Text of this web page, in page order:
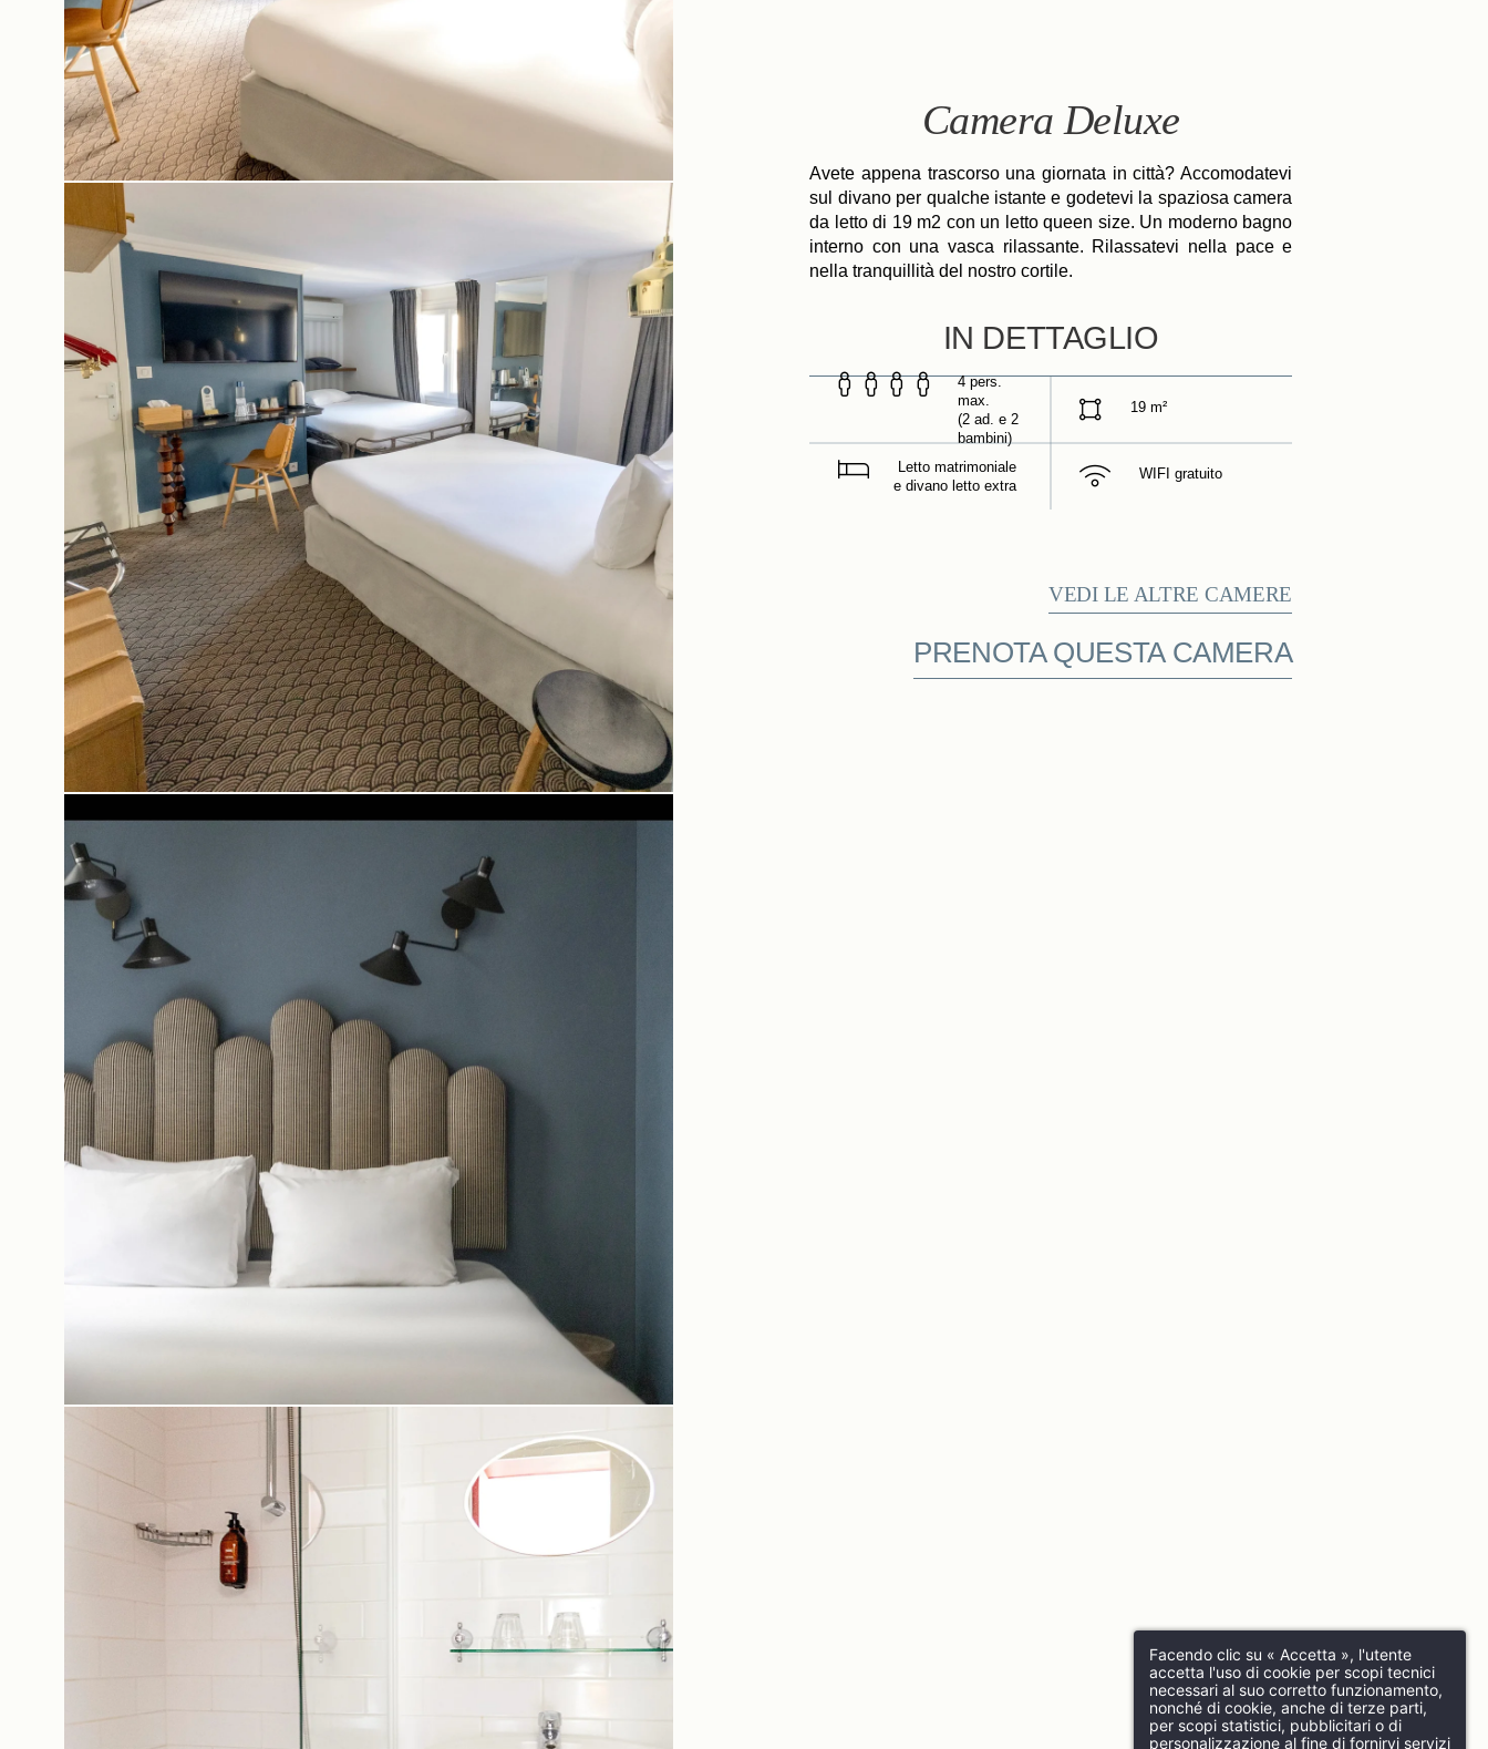
Camera Deluxe
Avete appena trascorso una giornata in città? Accomodatevi
sul divano per qualche istante e godetevi la spaziosa camera
da letto di 19 m2 con un letto queen size. Un moderno bagno
interno con una vasca rilassante. Rilassatevi nella pace e
nella tranquillità del nostro cortile.
IN DETTAGLIO
4 pers.
max.
(2 ad. e 2
bambini)
19 m²
Letto matrimoniale
e divano letto extra
WIFI gratuito
VEDI LE ALTRE CAMERE
PRENOTA QUESTA CAMERA
La Casa
Le Camere e le Suite
I nostri partner
I nostri impegni
Offerte e novità
L'accesso
Libro
Contattateci
Libro
ARRIVO
ADULTI
CODICE PROMOZIONALE
Facendo clic su « Accetta », l'utente
accetta l'uso di cookie per scopi tecnici
necessari al suo corretto funzionamento,
nonché di cookie, anche di terze parti,
per scopi statistici, pubblicitari o di
personalizzazione al fine di fornirvi servizi